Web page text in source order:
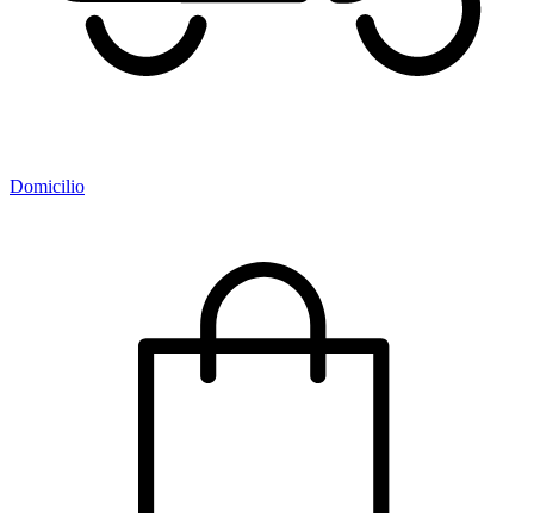
Domicilio